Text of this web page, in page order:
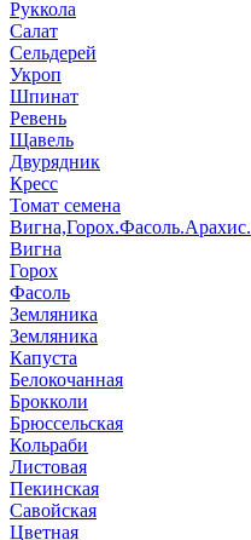
Руккола
Салат
Сельдерей
Укроп
Шпинат
Ревень
Щавель
Двурядник
Кресс
Томат семена
Вигна,Горох.Фасоль.Арахис.
Вигна
Горох
Фасоль
Земляника
Земляника
Капуста
Белокочанная
Брокколи
Брюссельская
Кольраби
Листовая
Пекинская
Савойская
Цветная